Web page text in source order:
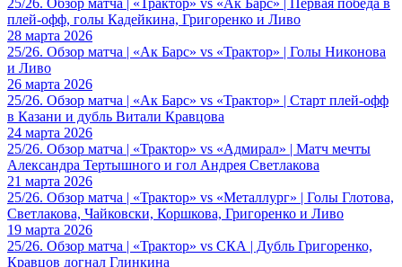
плей-офф, голы Кадейкина, Григоренко и Ливо
28 марта 2026
25/26. Обзор матча | «Ак Барс» vs «Трактор» | Голы Никонова
и Ливо
26 марта 2026
25/26. Обзор матча | «Ак Барс» vs «Трактор» | Старт плей-офф
в Казани и дубль Витали Кравцова
24 марта 2026
25/26. Обзор матча | «Трактор» vs «Адмирал» | Матч мечты
Александра Тертышного и гол Андрея Светлакова
21 марта 2026
25/26. Обзор матча | «Трактор» vs «Металлург» | Голы Глотова,
Светлакова, Чайковски, Коршкова, Григоренко и Ливо
19 марта 2026
25/26. Обзор матча | «Трактор» vs СКА | Дубль Григоренко,
Кравцов догнал Глинкина